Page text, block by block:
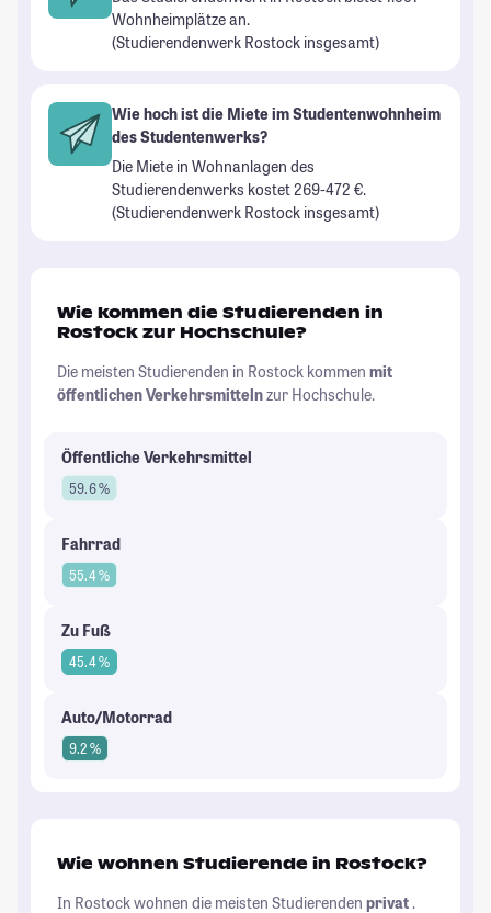
Wohnheimplätze an.
(Studierendenwerk Rostock insgesamt)
Wie hoch ist die Miete im Studentenwohnheim
des Studentenwerks?
Die Miete in Wohnanlagen des
Studierendenwerks kostet 269-472 €.
(Studierendenwerk Rostock insgesamt)
Wie kommen die Studierenden in
Rostock zur Hochschule?
Die meisten Studierenden in Rostock kommen mit
öffentlichen Verkehrsmittelnzur Hochschule.
Öffentliche Verkehrsmittel
59.6 %
Fahrrad
55.4 %
Zu Fuß
45.4 %
Auto/Motorrad
9.2 %
Wie wohnen Studierende in Rostock?
In Rostock wohnen die meisten Studierenden privat .